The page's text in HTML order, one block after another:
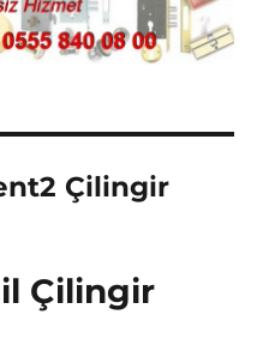
Çilingir
Çilingir